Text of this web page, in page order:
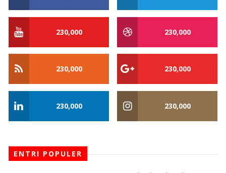
230,000 230,000
230,000 230,000
230,000 230,000
ENTRI POPULER